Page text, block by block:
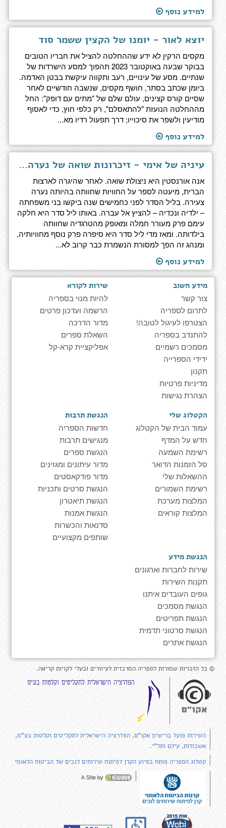
למידע נוסף
יוצא לאור - יומנו של הקצין ששמר סוד
מקסים הרקין לא ידע שההחלטה להציל את חבריו הטובים
בבוקר שבעה באוקטובר 2023 תהפוך למסע הישרדות של
שנתיים. מסע של עינויים, רעב ותקווה עיקשת בבטן האדמה.
ביומן שכתב בסתר, חושף מקסים, שנשבה חודשיים לאחר
שסיים קורס קצינים, עולם שלם של "מתים עם דופק": החל
מההחלטה הנועזת "להתאסלם", רק כלפי חוץ, כדי לאסוף
מודיעין ולשפר את סיכוייו; דרך תפעול רדיו מא...
למידע נוסף
עיניה של אימי - זיכרונות שואה של נערה צעירה
אנה אורנסטין היא ניצולת שואה. לאחר שהיגרה לארצות
הברית, מיעטה לספר על החוויות שחוותה בהיותה נערה
צעירה. בליל הסדר לפני כחמישים שנה ביקשו בני משפחתה
– ילדיה ונכדיה – להציץ אל עברה. באותו ליל סדר היא חלקה
עימם פרק מעורר חמלה ומאופק מהטרגדיה שחוותה
בילדותה. ומאז מדי ליל סדר היא סיפרה פרק נוסף מחוויותיה,
ומנהג זה הפך למסורת הנשמרת כבר קרוב לא...
למידע נוסף
מידע חשוב
צור קשר
לתרום לספריה
הצטרפו לעיגול לטובה!
להתנדב בספריה
מסמכים רשמיים
ידידי הספרייה
תקנון
מדיניות פרטיות
הצהרת נגישות
שירות לקורא
להיות מנוי בספריה
הרשמה ועדכון פרטים
מדור הדרכה
השאלת ספרים
אפליקציית קרא-קל
הקטלוג שלי
עמוד הבית של הקטלוג
חדש על המדף
רשימת השמעה
סל הזמנות הדואר
ההשאלות שלי
רשימת השמורים
המלצות מערכת
המלצות קוראים
הנגשת תרבות
חדשות הספריה
מנגישים תרבות
הנגשת ספרים
מדור עיתונים ומגזינים
מדור פודקאסטים
הנגשת סרטים ותכניות
הנגשת תיאטרון
הנגשת אמנות
סדנאות והכשרות
שותפים מקצועיים
הנגשת מידע
שירות לחברות וארגונים
תקנות השירות
גופים העובדים איתנו
הנגשת מסמכים
הנגשת תפריטים
הנגשת סרטוני תדמית
הנגשת אתרים
© כל הזכויות שמורות לספריה המרכזית לעיוורים ובעלי לקויות קריאה.
השירות פועל ברישיון אקו"ם, הפדרציה הישראלית לתקליטים וקלטות בע"מ,
אשכולות, עילם ותל"י.
קטלוג הספריה פותח בסיוע הקרן לפיתוח שירותים לנכים של הביטוח הלאומי